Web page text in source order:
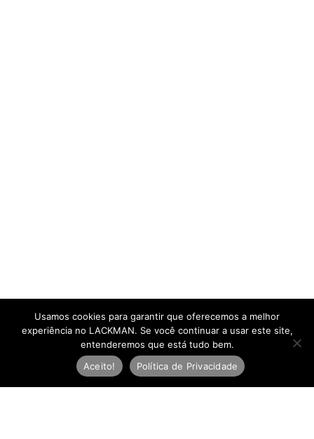
Usamos cookies para garantir que oferecemos a melhor
experiência no LACKMAN. Se você continuar a usar este site,
entenderemos que está tudo bem.
Aceito!
Política de Privacidade